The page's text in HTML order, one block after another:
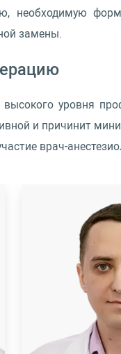
необходимую
замены.
высокого уровня
и причинит
врач-